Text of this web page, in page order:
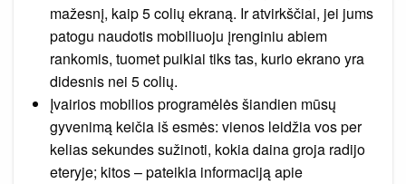
mažesnį, kaip 5 colių ekraną. Ir atvirkščiai, jei jums
patogu naudotis mobiliuoju įrenginiu abiem
rankomis, tuomet puikiai tiks tas, kurio ekrano yra
didesnis nei 5 colių.
Įvairios mobilios programėlės šiandien mūsų
gyvenimą keičia iš esmės: vienos leidžia vos per
kelias sekundes sužinoti, kokia daina groja radijo
eteryje; kitos – pateikia informaciją apie